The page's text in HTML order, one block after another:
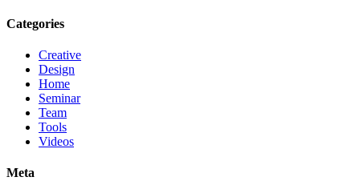
Categories
Creative
Design
Home
Seminar
Team
Tools
Videos
Meta